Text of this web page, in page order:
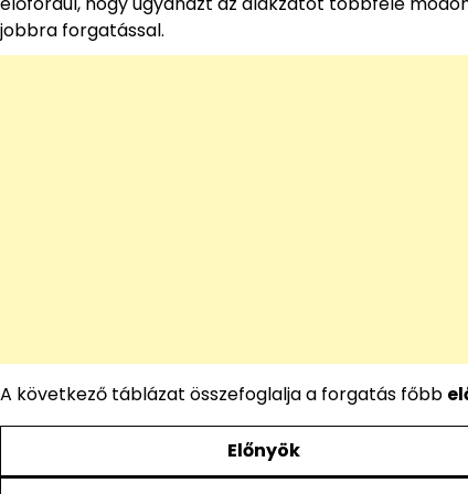
jobbra forgatással.
A következő táblázat összefoglalja a forgatás főbb
Előnyök